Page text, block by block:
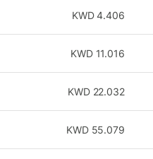
4.406
KWD
11.016
KWD
22.032
KWD
55.079
KWD